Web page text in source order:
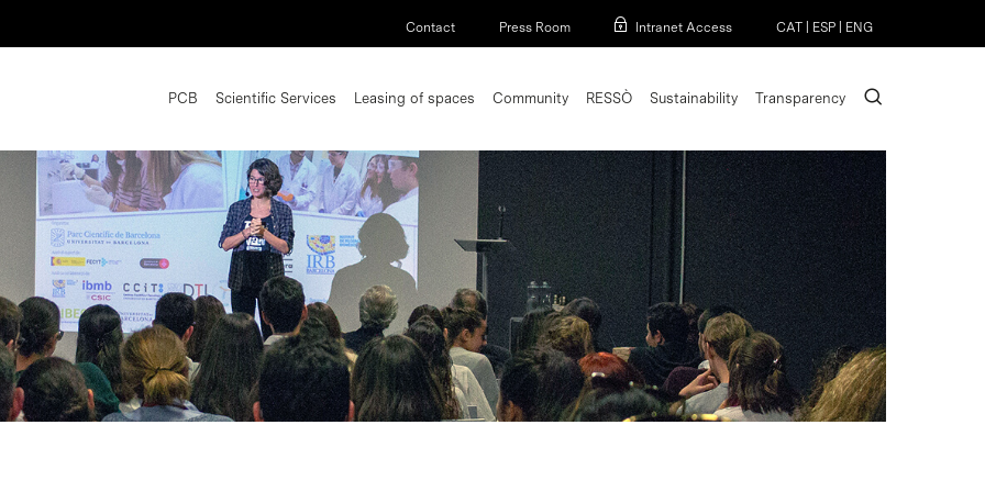
Contact Press Room Intranet Access CAT ESP ENG
PCB Scientific Services Leasing of spaces Community RESSÒ Sustainability Transparency search